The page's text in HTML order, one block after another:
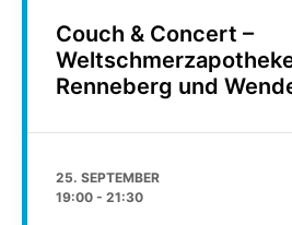
Couch & Concert –
Renneberg und
25. SEPTEMBER
19:00 - 21:30